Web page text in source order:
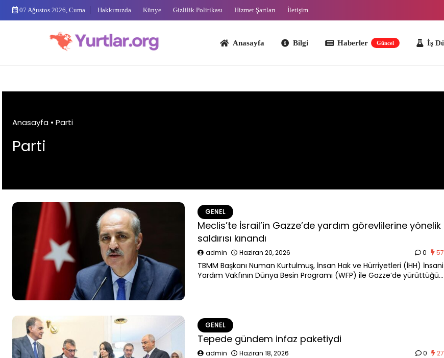
Skip
07 Ağustos 2026, Cuma Hakkımızda Künye Gizlilik Politikası Hizmet Şartları İletişim
Anasayfa Haberler İş Dünyası
Anasayfa • Parti
Parti
GENEL
Meclis’te İsrail’in Gazze’de yardım görevlilerine yönelik
saldırısı kınandı
admin Haziran 20, 2026 0 57
TBMM Başkanı Numan Kurtulmuş, İnsan Hak ve Hürriyetleri (İHH) İnsani
Yardım Vakfının Dünya Besin Programı (WFP) ile Gazze’de yürüttüğü
değerlendirmesinde bulundu.
GENEL
Tepede gündem infaz paketiydi
admin Haziran 18, 2026 0 27